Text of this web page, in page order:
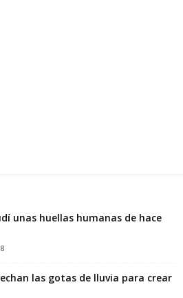
unas huellas humanas de hace
las gotas de lluvia para crear